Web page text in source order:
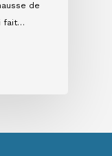
de
fait…